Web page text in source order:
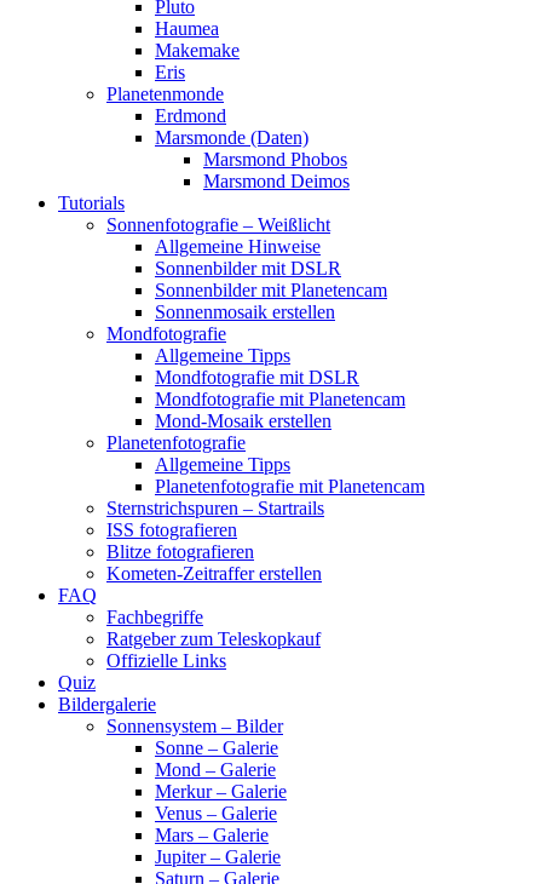
Pluto
Haumea
Makemake
Eris
Planetenmonde
Erdmond
Marsmonde (Daten)
Marsmond Phobos
Marsmond Deimos
Tutorials
Sonnenfotografie – Weißlicht
Allgemeine Hinweise
Sonnenbilder mit DSLR
Sonnenbilder mit Planetencam
Sonnenmosaik erstellen
Mondfotografie
Allgemeine Tipps
Mondfotografie mit DSLR
Mondfotografie mit Planetencam
Mond-Mosaik erstellen
Planetenfotografie
Allgemeine Tipps
Planetenfotografie mit Planetencam
Sternstrichspuren – Startrails
ISS fotografieren
Blitze fotografieren
Kometen-Zeitraffer erstellen
FAQ
Fachbegriffe
Ratgeber zum Teleskopkauf
Offizielle Links
Quiz
Bildergalerie
Sonnensystem – Bilder
Sonne – Galerie
Mond – Galerie
Merkur – Galerie
Venus – Galerie
Mars – Galerie
Jupiter – Galerie
Saturn – Galerie